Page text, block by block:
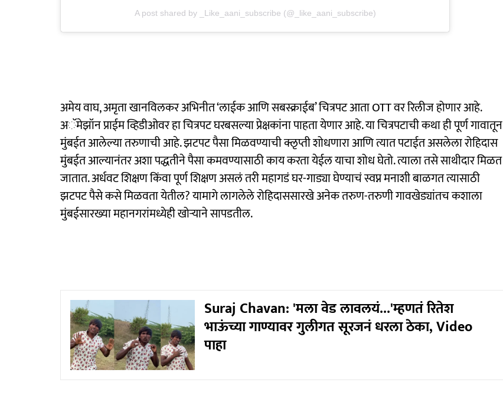
A post shared by _Like_aani_subscribe (@_like_aani_subscribe)
अमेय वाघ, अमृता खानविलकर अभिनीत ‘लाईक आणि सबस्क्राईब’ चित्रपट आता OTT वर रिलीज होणार आहे.
अॅमेझॉन प्राईम व्हिडीओवर हा चित्रपट घरबसल्या प्रेक्षकांना पाहता येणार आहे. या चित्रपटाची कथा ही पूर्ण गावातून
मुंबईत आलेल्या तरुणाची आहे. झटपट पैसा मिळवण्याची क्लृप्ती शोधणारा आणि त्यात पटाईत असलेला रोहिदास
मुंबईत आल्यानंतर अशा पद्धतीने पैसा कमवण्यासाठी काय करता येईल याचा शोध घेतो. त्याला तसे साथीदार मिळत
जातात. अर्धवट शिक्षण किंवा पूर्ण शिक्षण असलं तरी महागडं घर-गाड्या घेण्याचं स्वप्न मनाशी बाळगत त्यासाठी
झटपट पैसे कसे मिळवता येतील? यामागे लागलेले रोहिदाससारखे अनेक तरुण-तरुणी गावखेड्यांतच कशाला
मुंबईसारख्या महानगरांमध्येही खोऱ्याने सापडतील.
Suraj Chavan: 'मला वेड लावलयं...'म्हणतं रितेश
भाऊंच्या गाण्यावर गुलीगत सूरजनं धरला ठेका, Video
पाहा